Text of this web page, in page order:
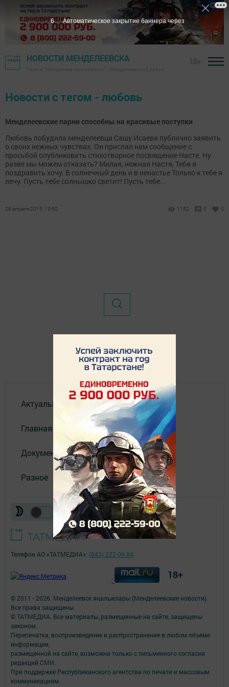
НОВОСТИ МЕНДЕЛЕЕВСКА
Новости с тегом - любовь
Менделеевские парни способны на красивые поступки
Любовь побудила менделеевца Сашу Исаева публично заявить
о своих нежных чувствах. Он прислал нам сообщение с
просьбой опубликовать стихотворное посвящение Насте. Ну
разве мы можем отказать? Милая, нежная Настя, Тебя я
поздравить хочу. В солнечный день и в ненастье Только к тебе я
лечу. Пусть тебе солнышко светит! Пусть тебе...
28 апреля 2015, 13:50 1152 0 0
Актуальное видео
Главная
Документы
Разное
© 2011 - 2026. Менделеевск яӊалыклары (Менделеевские новости).
Все права защищены.
© ТАТМЕДИА. Все материалы, размещенные на сайте, защищены
законом.
Перепечатка, воспроизведение и распространение в любом объеме
информации,
размещенной на сайте, возможна только с письменного согласия
редакций СМИ.
При поддержке Республиканского агентства по печати и массовым
коммуникациям.
Телефон АО «ТАТМЕДИА»: (843) 222 09 84
; 18+
6 Автоматическое закрытие баннера через